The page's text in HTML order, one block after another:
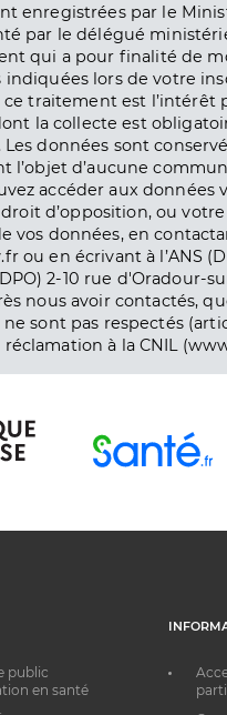
enregistrées par le
par le délégué
qui a pour finalité de
lors de votre
ce traitement est l’intérêt
la collecte est
données sont
l’objet d’aucune
accéder aux données
d’opposition, ou
vos données, en
ou en écrivant à l’ANS
2-10 rue d'Oradour-
nous avoir contactés,
sont pas respectés
à la CNIL
public
en santé